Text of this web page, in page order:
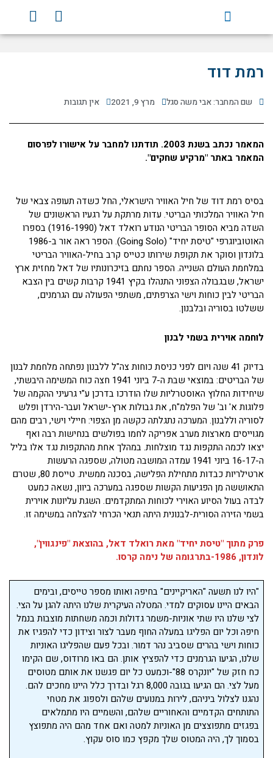
F
a
c
Y
o
u
רמת דוד
שם המחבר: אבי משה סגל מרץ 9, 2021 אין תגובות
המאמר נכתב בשנת 2003. תודתנו למחבר על אישורו לפרסום
המאמר באתר "מרקיע שחקים".
בסיס רמת דוד של חיל האוויר הישראלי, החל כשדה תעופה צבאי של
חיל האוויר המלכותי הבריטי. עדות מרתקת על רגעיו הראשונים של
השדה מביא הסופר הבריטי הנודע רואלד דאל (1916-1990) בספרו
האוטוביוגרפי "טיסת יחיד" (Going Solo). הספר ראה אור ב-1986
בלונדון וסוקר את תקופת שירותו כטייס קרב בחיל-האוויר הבריטי
במלחמת העולם השנייה. הספר נחתם בזיכרונותיו של דאל מחזית ארץ
ישראל, שבגבולה הצפוני התנהלו בקיץ 1941 קרבות קשים בין הצבא
הבריטי לבין כוחות וישי הצרפתים, משתפי הפעולה עם הגרמנים,
ששלטו בסוריה ובלבנון.
לוחמה אוירית בשמי לבנון
בדיוק 41 שנה ויום לפני כניסת כוחות צה"ל ללבנון נפתחה מלחמת לבנון
של הבריטים: במוצאי שבת ה-7 ביוני 1941 חצה כוח המשימה היבשתי,
שיחידות החלוץ האוסטרליות שלו הודרכו בדרכן ע"י גרעיני ההקמה של
פלוגות א' וב' של הפלמ"ח, את גבולות ארץ-ישראל ועבר-הירדן ופלש
לסוריה וללבנון. המערכה נתגלתה כקשה מן הצפוי: חיילי וישי, רבים מהם
מגוייסים מארצות מערב אפריקה לחמו בפולשים בנחישות רבה ואף
יצאו לכמה התקפות נגד מוצלחות. במהלך אחת מהתקפות נגד אלו בליל
ה-16-17 ביוני 1941 עמדה המושבה מטולה, שספגה הרעשות
ארטילריות כבדות מתחילת הפלישה, בסכנה ממשית. טייסת 80, שטרם
התאוששה מן הפגיעות הקשות שספגה במערכה ביוון, נשאה כמעט
לבדה בעול הסיוע האוירי לכוחות המתקדמים. השגת עליונות אוירית
בשמי הזירה הסורית-לבנונית היתה תנאי הכרחי להצלחה במשימה זו.
פרק מתוך "טיסת יחיד" מאת רואלד דאל, בהוצאת "פינגווין",
לונדון, 1986-בתרגומה של נימה קרסו.
"היו לנו תשעה "האריקיינים" בחיפה ואותו מספר טייסים, ובימים
הבאים היינו עסוקים למדי. המטלה העיקרית שלנו היתה להגן על הצי.
לצי שלנו היו שתי אוניות-משמר גדולות וכמה משחתות מוצבות בנמל
חיפה וכל יום הפליגו במעלה החוף מעבר לצור וצידון כדי להפגיז את
כוחות וישי בהרים שסביב נהר דמור. ובכל פעם שהפליגו האוניות
שלנו, הגיעו הגרמנים כדי להפציץ אותן. הם באו מרודוס, שם הקימו
כח חזק של "יונקרס 88"-וכמעט כל יום פגשנו את אותם מטוסים
מעל לצי. הם הגיעו בגובה 8,000 רגל ובדרך כלל היינו מחכים להם.
נהגנו לצלול ביניהם, לירות במנועים שלהם ולספוג את מטחי
התותחים הקדמיים והאחוריים שלהם, והשמיים היו מתמלאים
בפגזים מתפוצצים מן האוניות למטה ואם אחד מהם היה מתפוצץ
בסמוך לך, היה המטוס שלך מקפץ כמו סוס עקוץ.